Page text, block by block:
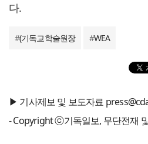
다.
#(기독교학술원장 #WEA
▶ 기사제보 및 보도자료
- Copyright ⓒ기독일보, 무단전재